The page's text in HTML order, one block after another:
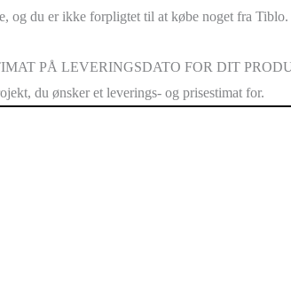
og du er ikke forpligtet til at købe noget fra
PÅ LEVERINGSDATO FOR DIT
du ønsker et leverings- og prisestimat for.